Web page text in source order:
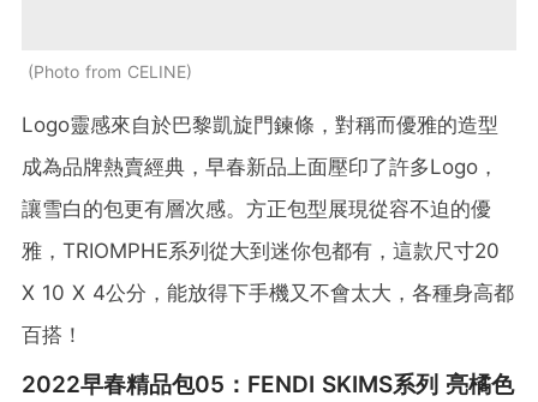
Photo from CELINE
Logo靈感來自於巴黎凱旋門鍊條，對稱而優雅的造型
成為品牌熱賣經典，早春新品上面壓印了許多Logo，
讓雪白的包更有層次感。方正包型展現從容不迫的優
雅， TRIOMPHE系列從大到迷你包都有，這款尺寸20
X 10 X 4公分，能放得下手機又不會太大，各種身高都
百搭！
2022早春精品包05：FENDI SKIMS系列 亮橘色